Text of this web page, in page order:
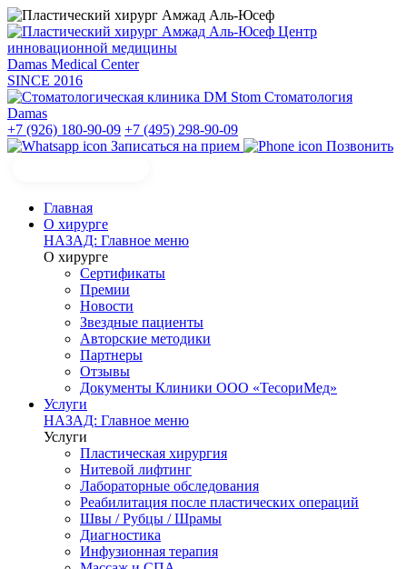
Центр
инновационной медицины
Damas Medical Center
SINCE 2016
Стоматология
Damas
+7 (926) 180-90-09 +7 (495) 298-90-09
Записаться на прием
Позвонить
Главная
О хирурге
НАЗАД: Главное меню
О хирурге
Сертификаты
Премии
Новости
Звездные пациенты
Авторские методики
Партнеры
Отзывы
Документы Клиники ООО «ТесориМед»
Услуги
НАЗАД: Главное меню
Услуги
Пластическая хирургия
Нитевой лифтинг
Лабораторные обследования
Реабилитация после пластических операций
Швы / Рубцы / Шрамы
Диагностика
Инфузионная терапия